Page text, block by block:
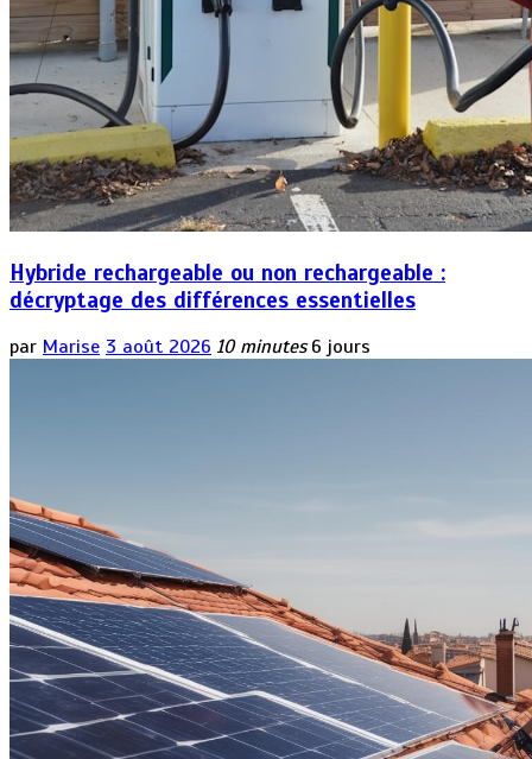
Hybride rechargeable ou non rechargeable :
décryptage des différences essentielles
par Marise 3 août 2026 10 minutes 6 jours